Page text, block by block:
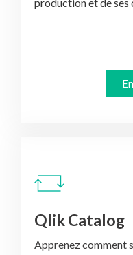
Qlik Catalog
Apprenez comment